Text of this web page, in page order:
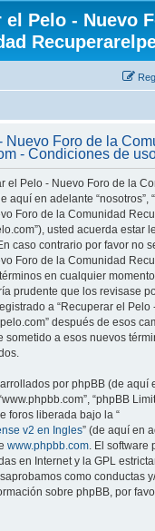
el Pelo - Nuevo
Nuevo Foro de la
- Condiciones de
el Pelo - Nuevo Foro de la
aquí en adelante “nosotros”,
Foro de la Comunidad
usted acuerda estar
caso contrario por favor no
Foro de la Comunidad
en cualquier
prudente que los revisase
a “Recuperar el Pelo
después de esos
sometido a esos nuevos
por phpBB (de aquí
“phpBB
foros liberada bajo la “
v2 en Ingles” (de aquí en
www.phpbb.com. El software
en Internet y la GPL
como conductas
sobre phpBB, por